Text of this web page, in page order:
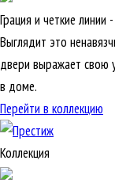
Грация и четкие линии
Выглядит это
двери выражает свою
в доме.
Перейти в коллекцию
Коллекция